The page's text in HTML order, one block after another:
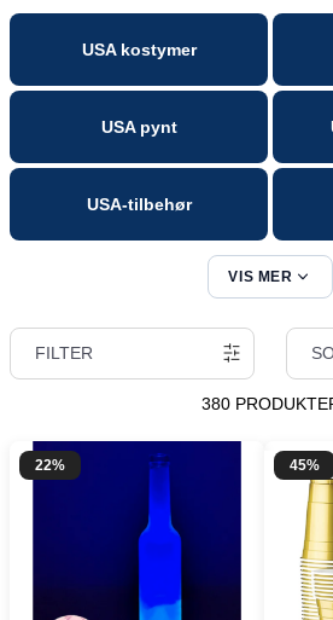
USA kostymer
USA pynt
USA-tilbehør
VIS MER
FILTER
380
22% 45%